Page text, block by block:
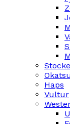
Haps
Vultur